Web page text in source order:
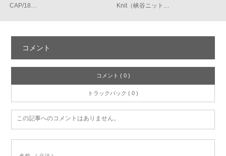
CAP/18…
Knit（峡谷ニット…
コメント
コメント ( 0 )
トラックバック ( 0 )
この記事へのコメントはありません。